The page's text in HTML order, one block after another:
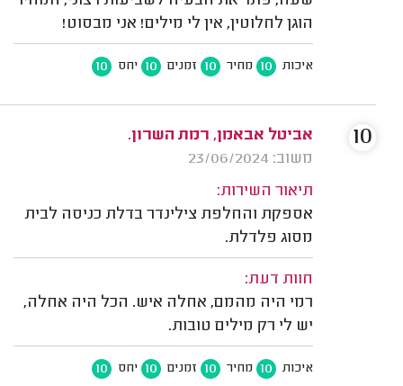
הוגן לחלוטין, אין לי מילים! אני מבסוט!
איכות 10 מחיר 10 זמנים 10 יחס 10
אביטל אבאמן, רמת השרון.
משוב: 23/06/2024
תיאור השירות:
אספקת והחלפת צילינדר בדלת כניסה לבית
מסוג פלדלת.
חוות דעת:
רמי היה מהמם, אחלה איש. הכל היה אחלה,
יש לי רק מילים טובות.
איכות 10 מחיר 10 זמנים 10 יחס 10
10